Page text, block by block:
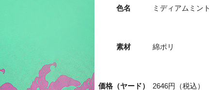
色名 ミディアムミント
素材 綿ポリ
価格（ヤード） 2646円（税込）